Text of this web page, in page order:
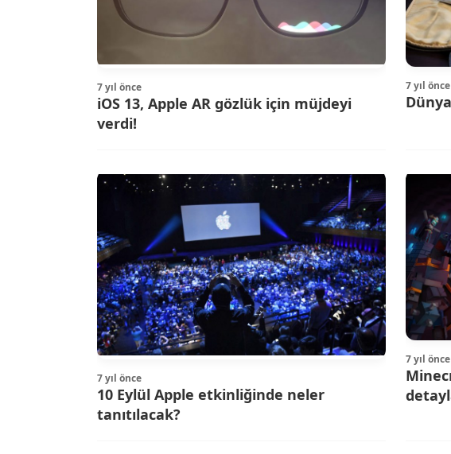
7 yıl önce
iOS 13, Apple AR gözlük için müjdeyi
verdi!
7 yıl önce
7 yıl önce
10 Eylül Apple etkinliğinde neler
tanıtılacak?
7 yıl önce